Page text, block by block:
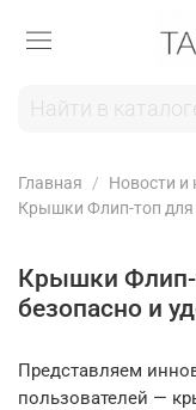
Главная
Новости и
Крышки Флип-топ для
Крышки Флип-
безопасно и
Представляем
пользователей —